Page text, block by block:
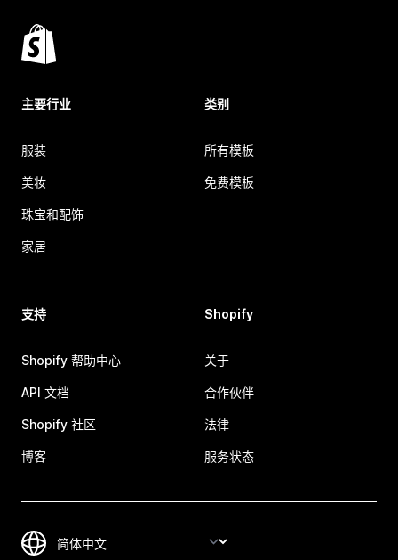
主要行业
服装
美妆
珠宝和配饰
家居
类别
所有模板
免费模板
支持
Shopify 帮助中心
API 文档
Shopify 社区
博客
Shopify
关于
合作伙伴
法律
服务状态